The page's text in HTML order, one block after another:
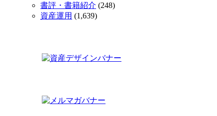
書評・書籍紹介 (248)
資産運用 (1,639)